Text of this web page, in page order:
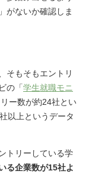
がないか確認しま
そもそもエントリ
の「学生就職モニ
ー数が約24社とい
以上というデータ
トリーしている学
る企業数が15社よ